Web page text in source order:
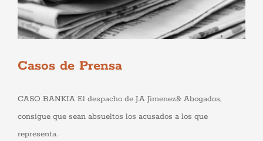
Casos de Prensa
CASO BANKIA El despacho de J.A Jimenez& Abogados,
consigue que sean absueltos los acusados a los que
representa.
y estructura
de la web, en
base a cómo
se usa la
nuestra web
funcione lo
mejor posible
durante tu